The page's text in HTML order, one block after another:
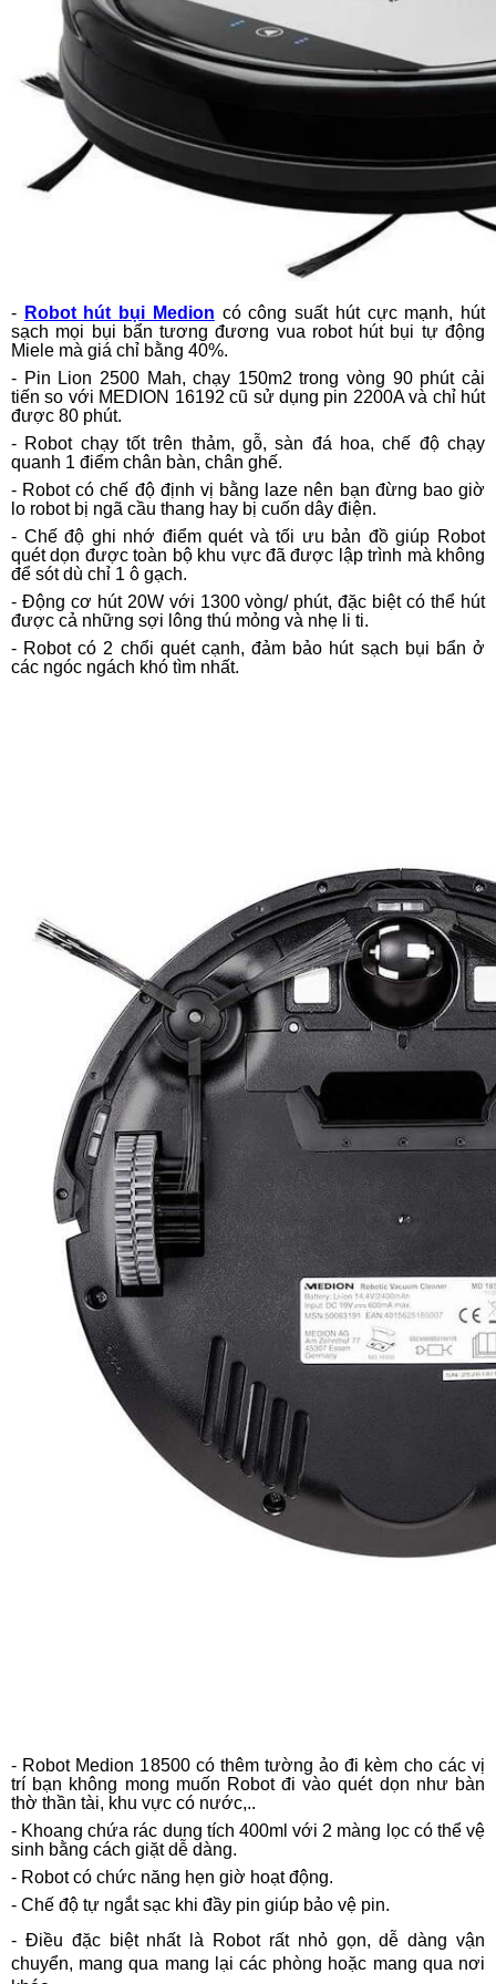
- Robot hút bụi Medion có công suất hút cực mạnh, hút
sạch mọi bụi bẩn tương đương vua robot hút bụi tự động
Miele mà giá chỉ bằng 40%.
- Pin Lion 2500 Mah, chạy 150m2 trong vòng 90 phút cải
tiến so với MEDION 16192 cũ sử dụng pin 2200A và chỉ hút
được 80 phút.
- Robot chạy tốt trên thảm, gỗ, sàn đá hoa, chế độ chạy
quanh 1 điểm chân bàn, chân ghế.
- Robot có chế độ định vị bằng laze nên bạn đừng bao giờ
lo robot bị ngã cầu thang hay bị cuốn dây điện.
- Chế độ ghi nhớ điểm quét và tối ưu bản đồ giúp Robot
quét dọn được toàn bộ khu vực đã được lập trình mà không
để sót dù chỉ 1 ô gạch.
- Động cơ hút 20W với 1300 vòng/ phút, đặc biệt có thể hút
được cả những sợi lông thú mỏng và nhẹ li ti.
- Robot có 2 chổi quét cạnh, đảm bảo hút sạch bụi bẩn ở
các ngóc ngách khó tìm nhất.
- Robot Medion 18500 có thêm tường ảo đi kèm cho các vị
trí bạn không mong muốn Robot đi vào quét dọn như bàn
thờ thần tài, khu vực có nước,..
- Khoang chứa rác dung tích 400ml với 2 màng lọc có thể vệ
sinh bằng cách giặt dễ dàng.
- Robot có chức năng hẹn giờ hoạt động.
- Chế độ tự ngắt sạc khi đầy pin giúp bảo vệ pin.
- Điều đặc biệt nhất là Robot rất nhỏ gọn, dễ dàng vận
chuyển, mang qua mang lại các phòng hoặc mang qua nơi